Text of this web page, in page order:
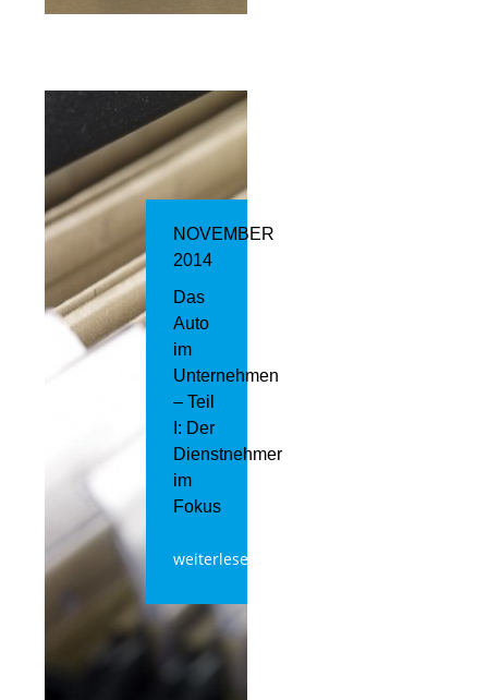
NOVEMBER
2014
Das
Auto
im
Unternehmen
– Teil
I: Der
Dienstnehmer
im
Fokus
weiterlesen